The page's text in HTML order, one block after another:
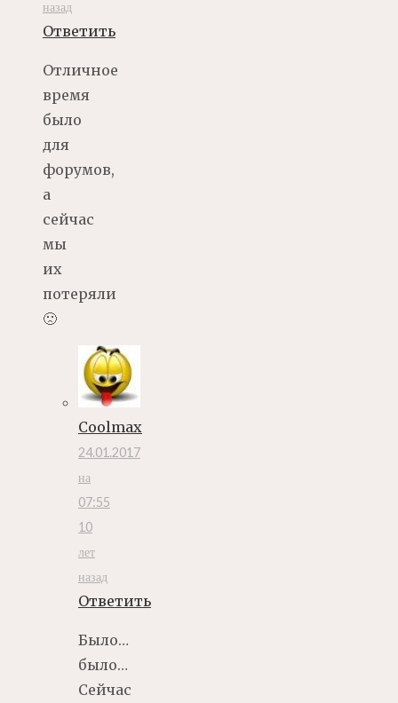
назад
Ответить
Отличное
время
было
для
форумов,
а
сейчас
мы
их
потеряли
🙁
Coolmax
24.01.2017
на
07:55
10
лет
назад
Ответить
Было…
было…
Сейчас